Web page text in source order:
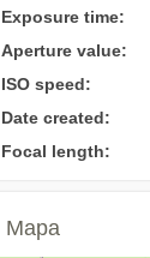
Exposure time:
Aperture value:
ISO speed:
Date created:
Focal length:
Mapa